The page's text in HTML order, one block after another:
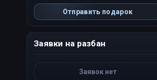
Отправить подарок
Заявки на разбан
Заявок нет